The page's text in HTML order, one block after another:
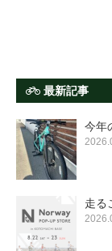
最新記事
今年
走る